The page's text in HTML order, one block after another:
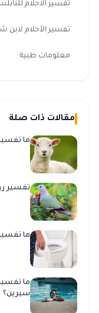
تفسير الاحلام
تفسير الأحلام لابن
معلومات طبية
مقالات ذات صلة
ما
تفسير
ما
ما
سيرين؟